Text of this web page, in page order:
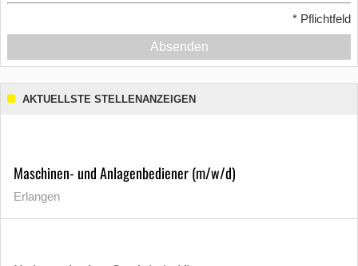
* Pflichtfeld
Absenden
AKTUELLSTE STELLENANZEIGEN
Maschinen- und Anlagenbediener (m/w/d)
Erlangen